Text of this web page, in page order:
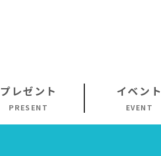
プレゼント
PRESENT
イベント
EVENT